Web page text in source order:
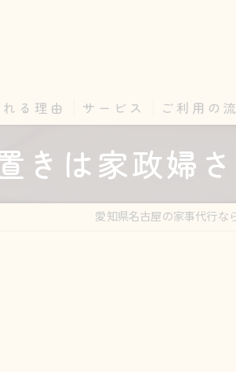
る理由 サービス ご利用の
きは家政婦
愛知県名古屋の家事代行な